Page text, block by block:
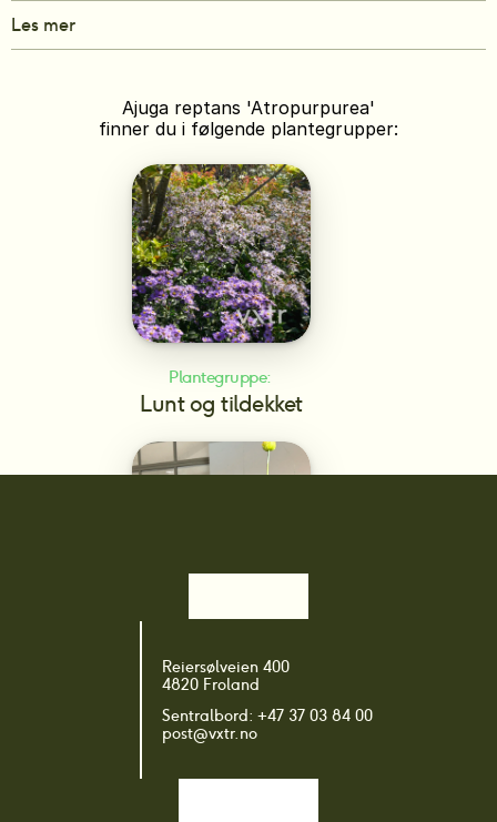
Les mer
Ajuga reptans 'Atropurpurea'
finner du i følgende plantegrupper:
Plantegruppe:
Lunt og tildekket
Prydkultivarer
Reiersølveien 400
4820 Froland
Sentralbord: +47 37 03 84 00
post@vxtr.no